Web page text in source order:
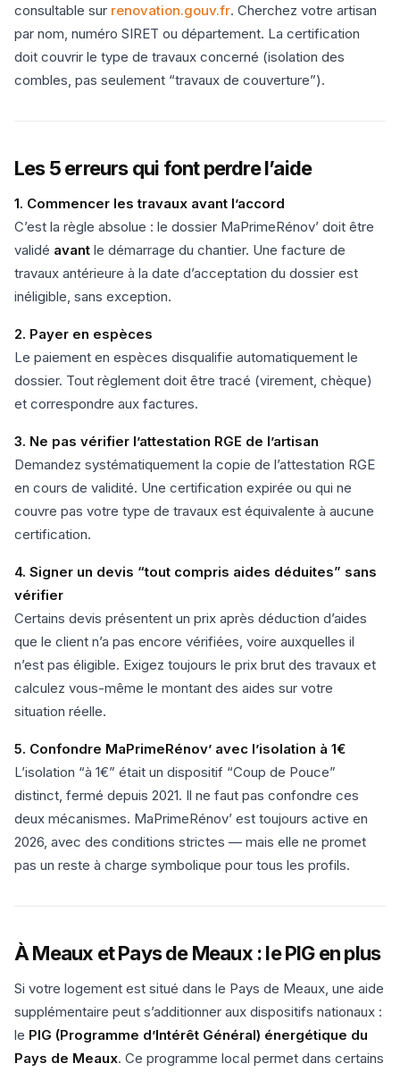
consultable sur renovation.gouv.fr. Cherchez votre artisan
par nom, numéro SIRET ou département. La certification
doit couvrir le type de travaux concerné (isolation des
combles, pas seulement “travaux de couverture”).
Les 5 erreurs qui font perdre l’aide
1. Commencer les travaux avant l’accord
C’est la règle absolue : le dossier MaPrimeRénov’ doit être
validé avant le démarrage du chantier. Une facture de
travaux antérieure à la date d’acceptation du dossier est
inéligible, sans exception.
2. Payer en espèces
Le paiement en espèces disqualifie automatiquement le
dossier. Tout règlement doit être tracé (virement, chèque)
et correspondre aux factures.
3. Ne pas vérifier l’attestation RGE de l’artisan
Demandez systématiquement la copie de l’attestation RGE
en cours de validité. Une certification expirée ou qui ne
couvre pas votre type de travaux est équivalente à aucune
certification.
4. Signer un devis “tout compris aides déduites” sans
vérifier
Certains devis présentent un prix après déduction d’aides
que le client n’a pas encore vérifiées, voire auxquelles il
n’est pas éligible. Exigez toujours le prix brut des travaux et
calculez vous-même le montant des aides sur votre
situation réelle.
5. Confondre MaPrimeRénov’ avec l’isolation à 1€
L’isolation “à 1€” était un dispositif “Coup de Pouce”
distinct, fermé depuis 2021. Il ne faut pas confondre ces
deux mécanismes. MaPrimeRénov’ est toujours active en
2026, avec des conditions strictes — mais elle ne promet
pas un reste à charge symbolique pour tous les profils.
À Meaux et Pays de Meaux : le PIG en plus
Si votre logement est situé dans le Pays de Meaux, une aide
supplémentaire peut s’additionner aux dispositifs nationaux :
le PIG (Programme d’Intérêt Général) énergétique du
Pays de Meaux. Ce programme local permet dans certains